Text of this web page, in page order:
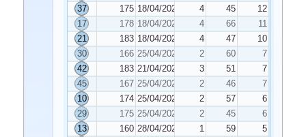
37
175 18/04/2023 4 45
12
17
178 18/04/2023 4 66
11
21
183 18/04/2023 4 47
10
30
166 25/04/2023 2 60
7
42
183 21/04/2023 3 51
7
45
167 25/04/2023 2 46
7
10
174 25/04/2023 2 57
6
29
175 25/04/2023 2 45
6
13
160 28/04/2023 1 59
5